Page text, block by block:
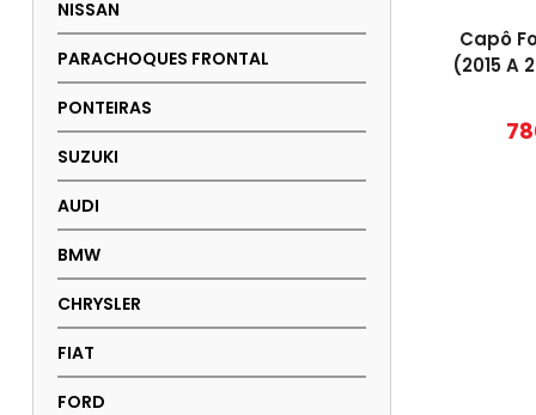
NISSAN
PARACHOQUES FRONTAL
PONTEIRAS
SUZUKI
AUDI
BMW
CHRYSLER
FIAT
FORD
Capô
(2015 A